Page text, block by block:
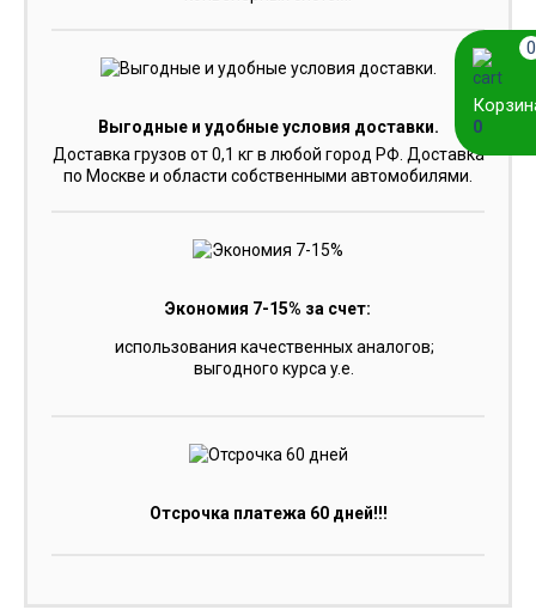
Выгодные и удобные условия доставки.
Доставка грузов от 0,1 кг в любой город РФ. Доставка
по Москве и области собственными автомобилями.
Экономия 7-15% за счет:
использования качественных аналогов;
выгодного курса y.e.
Отсрочка платежа 60 дней!!!
0
0